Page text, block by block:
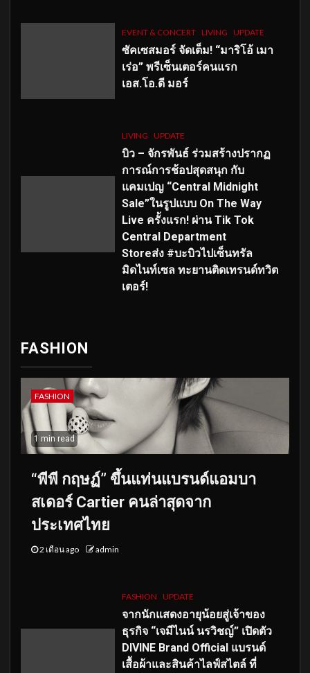
EVENT & CONCERT LIVING UPDATE
ซัคเซสมอร์ จัดเต็ม! “มาริโอ้ เมา
เร่อ” พรีเซ็นเตอร์คนแรก
เอส.โอ.ดี มอร์
LIVING UPDATE
บิว – จักรพันธ์ ร่วมสร้างปรากฏ
การณ์การช้อปสุดสนุก กับ
แคมเปญ “Central Midnight
Sale”ในรูปแบบ On The Way
Live ครั้งแรก! ผ่าน Tik Tok
Central Department
Storeส่ง #บะบิวไปเซ็นทรัล
มิดไนท์เซล ทะยานติดเทรนด์ทวิต
เตอร์!
FASHION
FASHION
1 min read
“พีพี กฤษฏ์” ขึ้นแท่นแบรนด์แอมบา
สเดอร์ Cartier คนล่าสุดจาก
ประเทศไทย
2 เดือน ago admin
FASHION UPDATE
จากนักแสดงอายุน้อยสู่เจ้าของ
ธุรกิจ “เจมีไนน์ นรวิชญ์” เปิดตัว
DIVINE Brand Official แบรนด์
เสื้อผ้าและสินค้าไลฟ์สไตล์ ที่